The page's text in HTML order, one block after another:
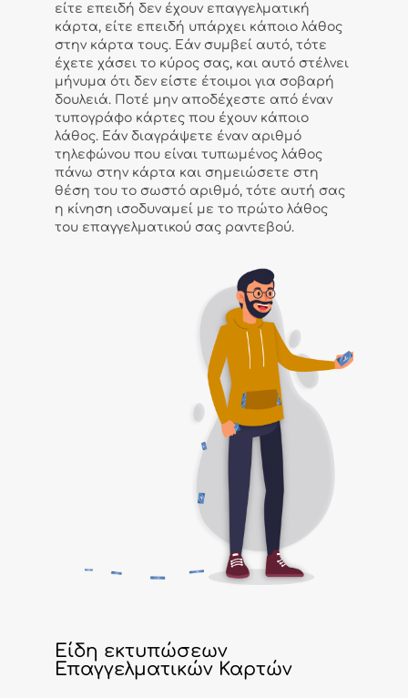
είτε επειδή δεν έχουν επαγγελματική
κάρτα, είτε επειδή υπάρχει κάποιο λάθος
στην κάρτα τους. Εάν συμβεί αυτό, τότε
έχετε χάσει το κύρος σας, και αυτό στέλνει
μήνυμα ότι δεν είστε έτοιμοι για σοβαρή
δουλειά. Ποτέ μην αποδέχεστε από έναν
τυπογράφο κάρτες που έχουν κάποιο
λάθος. Εάν διαγράψετε έναν αριθμό
τηλεφώνου που είναι τυπωμένος λάθος
πάνω στην κάρτα και σημειώσετε στη
θέση του το σωστό αριθμό, τότε αυτή σας
η κίνηση ισοδυναμεί με το πρώτο λάθος
του επαγγελματικού σας ραντεβού.
Είδη εκτυπώσεων
Επαγγελματικών Καρτών